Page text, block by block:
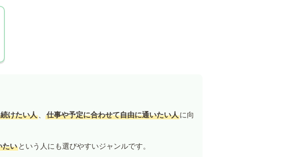
けたい人 、 仕事や予定に合わせて自由に通いたい人に向
たい という人にも選びやすいジャンルです。